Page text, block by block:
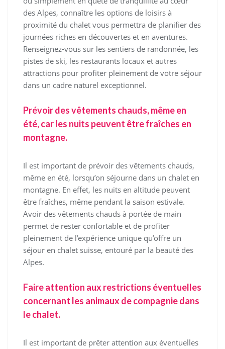
des Alpes, connaître les options de loisirs à
proximité du chalet vous permettra de planifier des
journées riches en découvertes et en aventures.
Renseignez-vous sur les sentiers de randonnée, les
pistes de ski, les restaurants locaux et autres
attractions pour profiter pleinement de votre séjour
dans un cadre naturel exceptionnel.
Prévoir des vêtements chauds, même en
été, car les nuits peuvent être fraîches en
montagne.
Il est important de prévoir des vêtements chauds,
même en été, lorsqu’on séjourne dans un chalet en
montagne. En effet, les nuits en altitude peuvent
être fraîches, même pendant la saison estivale.
Avoir des vêtements chauds à portée de main
permet de rester confortable et de profiter
pleinement de l’expérience unique qu’offre un
séjour en chalet suisse, entouré par la beauté des
Alpes.
Faire attention aux restrictions éventuelles
concernant les animaux de compagnie dans
le chalet.
Il est important de prêter attention aux éventuelles